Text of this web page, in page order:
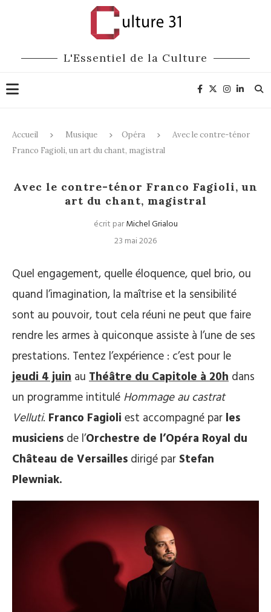
L'Essentiel de la Culture
Accueil Musique Opéra
Avec le contre-ténor
Franco Fagioli, un art du chant, magistral
Avec le contre-ténor Franco Fagioli, un
art du chant, magistral
écrit parMichel Grialou
23 mai 2026
Quel engagement, quelle éloquence, quel brio, ou
quand l’imagination, la maîtrise et la sensibilité
sont au pouvoir, tout cela réuni ne peut que faire
rendre les armes à quiconque assiste à l’une de ses
prestations. Tentez l’expérience : c’est pour le
jeudi 4 juin au Théâtre du Capitole à 20h dans
un programme intitulé Hommage au castrat
Velluti. Franco Fagioli est accompagné par les
musiciens de l’Orchestre de l’Opéra Royal du
Château de Versailles dirigé par Stefan
Plewniak.